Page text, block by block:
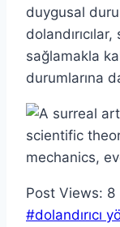
duygusal
sağlamakla
durumlarına
Post Views: 8
Post
#dolandırıcı